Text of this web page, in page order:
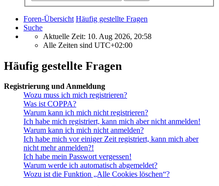
Foren-Übersicht Häufig gestellte Fragen
Suche
Aktuelle Zeit: 10. Aug 2026, 20:58
Alle Zeiten sind UTC+02:00
Häufig gestellte Fragen
Registrierung und Anmeldung
Wozu muss ich mich registrieren?
Was ist COPPA?
Warum kann ich mich nicht registrieren?
Ich habe mich registriert, kann mich aber nicht anmelden!
Warum kann ich mich nicht anmelden?
Ich habe mich vor einiger Zeit registriert, kann mich aber
nicht mehr anmelden?!
Ich habe mein Passwort vergessen!
Warum werde ich automatisch abgemeldet?
Wozu ist die Funktion „Alle Cookies löschen“?